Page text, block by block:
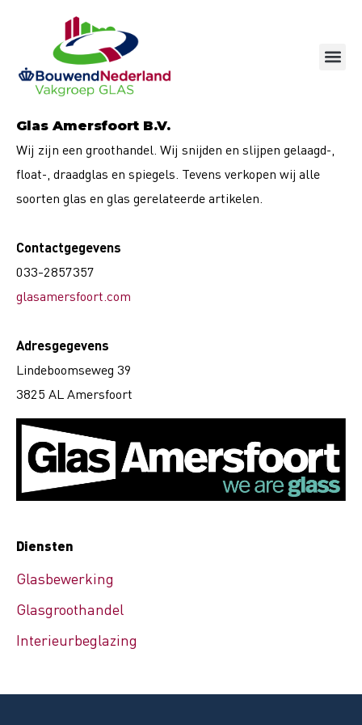
inhoud
Glas Amersfoort B.V.
Wij zijn een groothandel. Wij snijden en slijpen gelaagd-,
float-, draadglas en spiegels. Tevens verkopen wij alle
soorten glas en glas gerelateerde artikelen.
Contactgegevens
033-2857357
glasamersfoort.com
Adresgegevens
Lindeboomseweg 39
3825 AL Amersfoort
Diensten
Glasbewerking
Glasgroothandel
Interieurbeglazing